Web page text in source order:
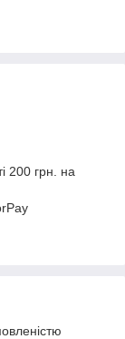
200 грн. на